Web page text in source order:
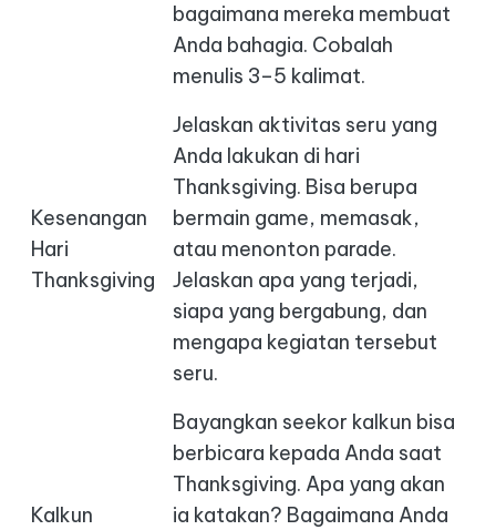
bagaimana mereka membuat
Anda bahagia. Cobalah
menulis 3–5 kalimat.
Kesenangan
Hari
Thanksgiving
Jelaskan aktivitas seru yang
Anda lakukan di hari
Thanksgiving. Bisa berupa
bermain game, memasak,
atau menonton parade.
Jelaskan apa yang terjadi,
siapa yang bergabung, dan
mengapa kegiatan tersebut
seru.
Kalkun
Bayangkan seekor kalkun bisa
berbicara kepada Anda saat
Thanksgiving. Apa yang akan
ia katakan? Bagaimana Anda